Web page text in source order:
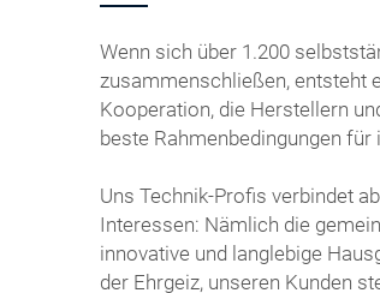
Wenn sich über 1.200
zusammenschließen, entsteht
Kooperation, die Herstellern
beste Rahmenbedingungen
Uns Technik-Profis verbindet
Interessen: Nämlich die
innovative und langlebige
der Ehrgeiz, unseren Kunden